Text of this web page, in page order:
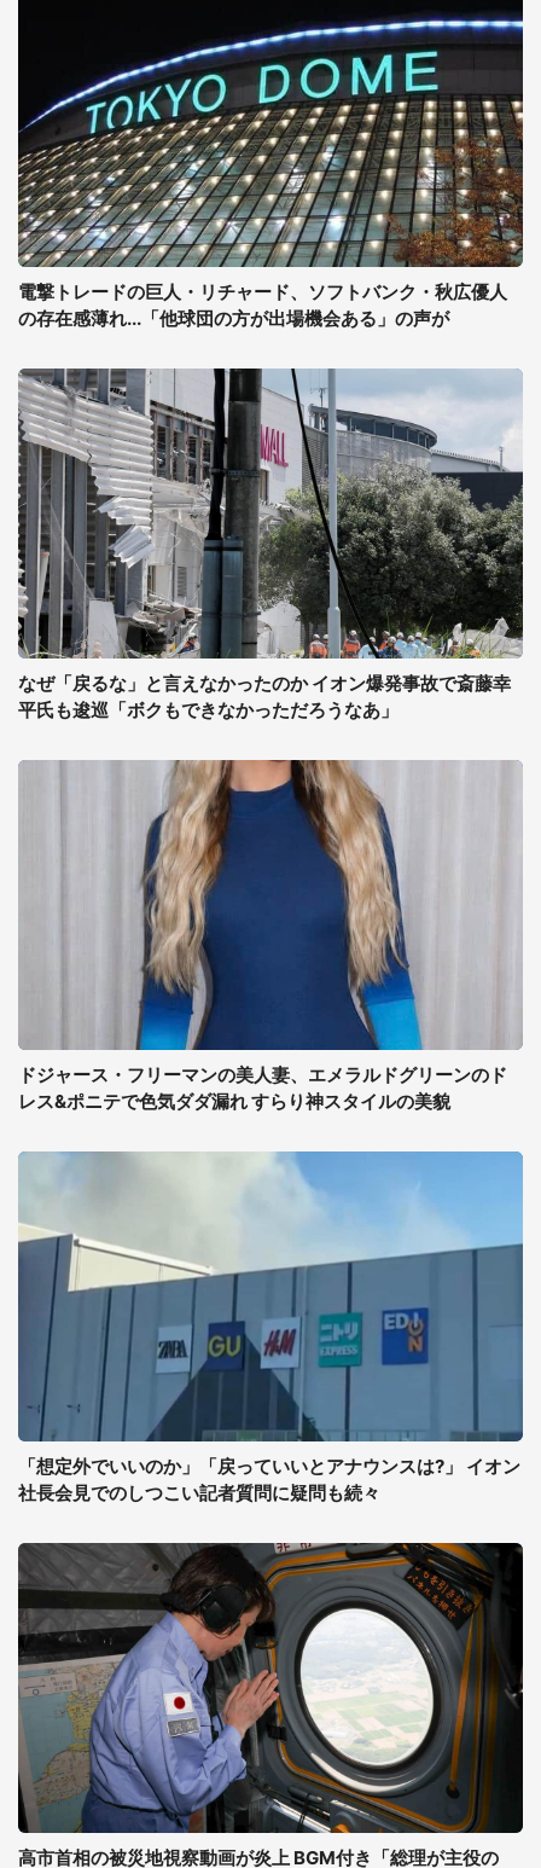
電撃トレードの巨人・リチャード、ソフトバンク・秋広優人
の存在感薄れ...「他球団の方が出場機会ある」の声が
なぜ「戻るな」と言えなかったのか イオン爆発事故で斎藤幸
平氏も逡巡「ボクもできなかっただろうなあ」
ドジャース・フリーマンの美人妻、エメラルドグリーンのド
レス&ポニテで色気ダダ漏れ すらり神スタイルの美貌
「想定外でいいのか」「戻っていいとアナウンスは?」 イオン
社長会見でのしつこい記者質問に疑問も続々
高市首相の被災地視察動画が炎上 BGM付き「総理が主役の